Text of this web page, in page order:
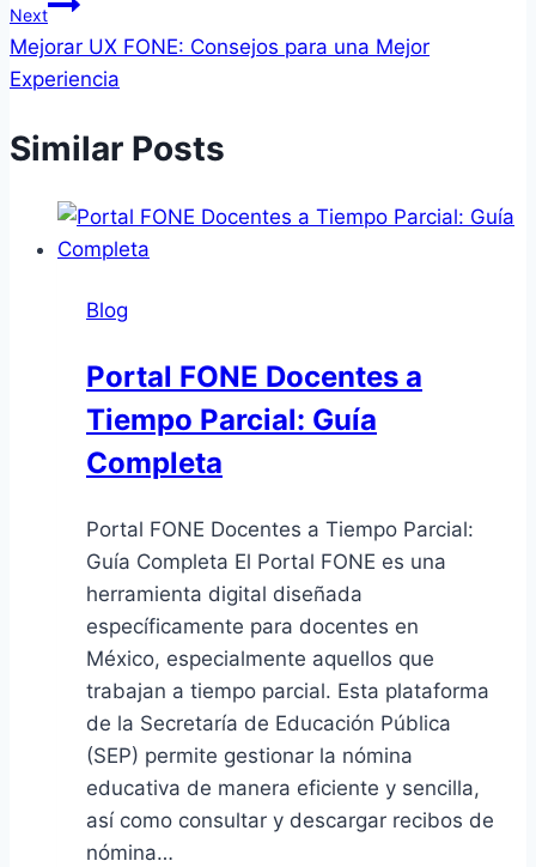
Next
Mejorar UX FONE: Consejos para una Mejor
Experiencia
Similar Posts
Blog
Portal FONE Docentes a
Tiempo Parcial: Guía
Completa
Portal FONE Docentes a Tiempo Parcial:
Guía Completa El Portal FONE es una
herramienta digital diseñada
específicamente para docentes en
México, especialmente aquellos que
trabajan a tiempo parcial. Esta plataforma
de la Secretaría de Educación Pública
(SEP) permite gestionar la nómina
educativa de manera eficiente y sencilla,
así como consultar y descargar recibos de
nómina…